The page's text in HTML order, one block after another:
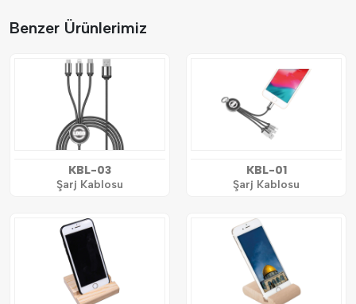
Benzer Ürünlerimiz
KBL-03
Şarj Kablosu
KBL-01
Şarj Kablosu